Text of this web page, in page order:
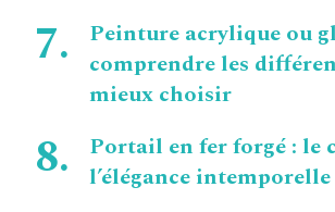
Peinture acrylique ou
comprendre les
mieux choisir
Portail en fer forgé : le
l’élégance intemporelle